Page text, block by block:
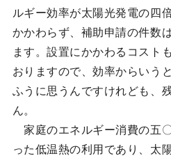
ルギー効率が太陽光発電の四
かかわらず、補助申請の件数
ます。設置にかかわるコスト
おりますので、効率からいう
ふうに思うんですけれども、
ん。
家庭のエネルギー消費の五
った低温熱の利用であり、太